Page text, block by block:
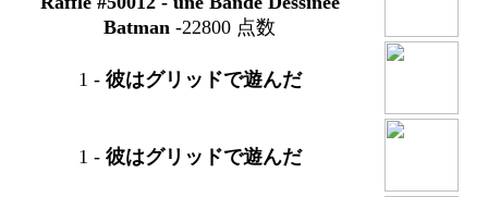
Batman -22800 点数
1 - 彼はグリッドで遊んだ
1 - 彼はグリッドで遊んだ